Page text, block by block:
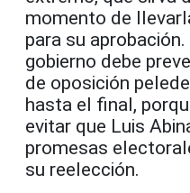
momento de
para su
gobierno debe
de oposición
hasta el final,
evitar que Luis
promesas
su reelección.